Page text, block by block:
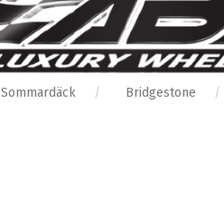
Sommardäck Bridgestone